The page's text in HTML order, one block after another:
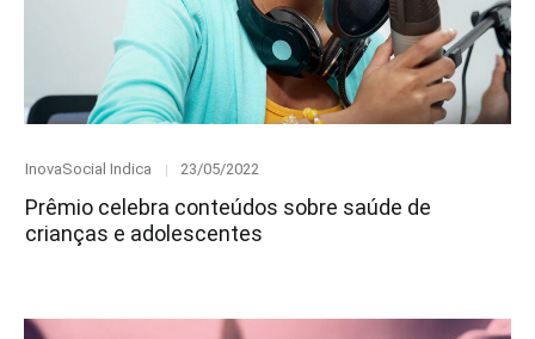
Category
InovaSocial Indica
Posted
23/05/2022
Prêmio celebra conteúdos sobre saúde de
crianças e adolescentes